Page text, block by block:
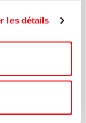
les détails